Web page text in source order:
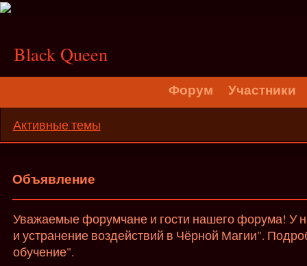
Black Queen
Форум Участники
Активные темы
Объявление
Уважаемые форумчане и гости нашего форума! У
и устранение воздействий в Чёрной Магии".
обучение".